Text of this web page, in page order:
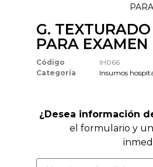
G.
PARA EXAMEN
Código
IH066
Categoría
Insumos
¿Desea información
el formulario y un